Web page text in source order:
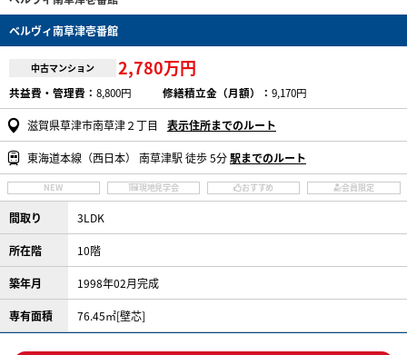
ベルヴィ南草津壱番館
中古マンション 2,780万円
共益費・管理費： 8,800円 修繕積立金（月額）：9,170円
滋賀県草津市南草津２丁目 表示住所までのルート
東海道本線（西日本） 南草津駅 徒歩 5分駅までのルート
NEW 現地見学会 おすすめ 会員限定
間取り 3LDK
所在階 10階
築年月 1998年02月完成
専有面積 76.45㎡[壁芯]